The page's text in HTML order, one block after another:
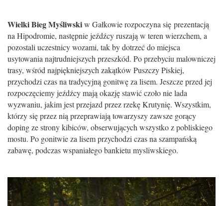
Wielki Bieg Myśliwskiw Gałkowie rozpoczyna się prezentacją
na Hipodromie, następnie jeźdźcy ruszają w teren wierzchem, a
pozostali uczestnicy wozami, tak by dotrzeć do miejsca
usytowania najtrudniejszych przeszkód. Po przebyciu malowniczej
trasy, wśród najpiękniejszych zakątków Puszczy Piskiej,
przychodzi czas na tradycyjną gonitwę za lisem. Jeszcze przed jej
rozpoczęciemy jeźdźcy mają okazję stawić czoło nie lada
wyzwaniu, jakim jest przejazd przez rzekę Krutynię. Wszystkim,
którzy się przez nią przeprawiają towarzyszy zawsze gorący
doping ze strony kibiców, obserwujących wszystko z pobliskiego
mostu. Po gonitwie za lisem przychodzi czas na szampańską
zabawę, podczas wspaniałego bankietu mysliwskiego.